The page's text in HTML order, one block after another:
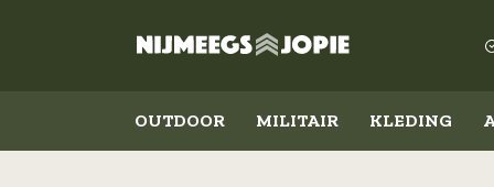
OUTDOOR MILITAIR KLEDING